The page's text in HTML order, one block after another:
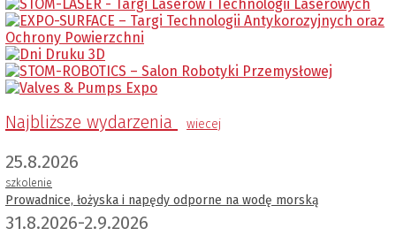
Najbliższe wydarzenia wiecej
25.8.2026
szkolenie
Prowadnice, łożyska i napędy odporne na wodę morską
31.8.2026-2.9.2026